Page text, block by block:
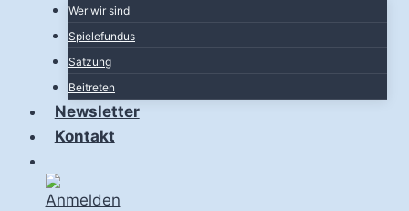
Wer wir sind
Spielefundus
Satzung
Beitreten
Newsletter
Kontakt